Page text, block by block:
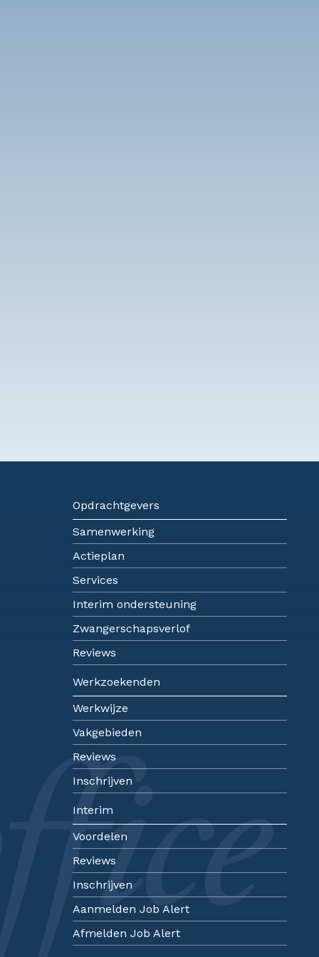
Opdrachtgevers
Samenwerking
Actieplan
Services
Interim ondersteuning
Zwangerschapsverlof
Reviews
Werkzoekenden
Werkwijze
Vakgebieden
Reviews
Inschrijven
Interim
Voordelen
Reviews
Inschrijven
Aanmelden Job Alert
Afmelden Job Alert